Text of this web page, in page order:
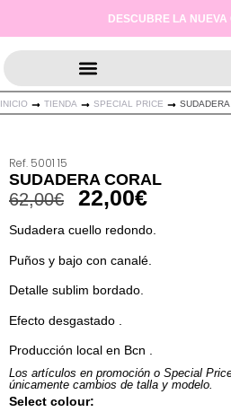
ENVIOS PENINSULARES
INICIO TIENDA SPECIAL PRICE SUDADERA
Ref. 5001 15
SUDADERA CORAL
62,00€ 22,00€
Sudadera cuello redondo.
Puños y bajo con canalé.
Detalle sublim bordado.
Efecto desgastado .
Producción local en Bcn .
Los artículos en promoción o Special
únicamente cambios de talla y modelo.
Select colour: